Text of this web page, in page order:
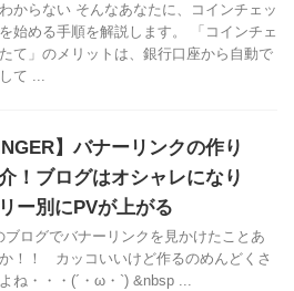
からない そんなあなたに、コインチェッ
始める手順を解説します。 「コインチェ
て」のメリットは、銀行口座から自動で
て ...
】バナーリンクの作り
！ブログはオシャレになり
ー別にPVが上がる
グでバナーリンクを見かけたことあ
！！ カッコいいけど作るのめんどくさ
ね・・・(´・ω・`) &nbsp ...